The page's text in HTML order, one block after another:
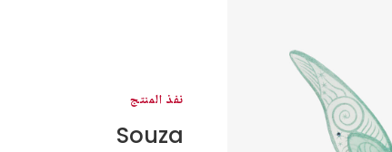
نفذ المنتج
Souza